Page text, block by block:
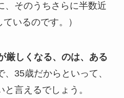
、そのうちさらに半数近
いるのです。）
厳しくなる、のは、ある
35歳だからといって、
言えるでしょう。